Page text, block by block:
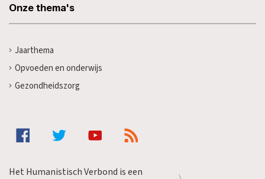
Onze thema's
Jaarthema
Opvoeden en onderwijs
Gezondheidszorg
Het Humanistisch Verbond is een